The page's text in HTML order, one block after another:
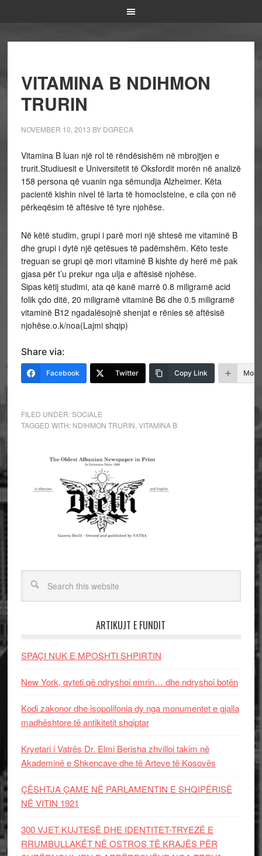
VITAMINA B NDIHMON
TRURIN
NOVEMBER 10, 2013 BY DGRECA
Vitamina B luan një rol të rëndësishëm në mbrojtjen e
trurit.Studiuesit e Universitetit të Oksfordit morën në analizë
158 persona që vuanin nga sëmundja Alzheimer. Këta
pacientë kishin nivel të larta të homocIsteine, e cila çon në
përkeqësim të aftësive të tyre njohëse.
Në këtë studim, grupi i parë mori një shtesë me vitaminë B
dhe grupi i dytë një qetësues të padëmshëm. Këto teste
treguan se grupi që mori vitaminë B kishte dy herë më pak
gjasa për t’u prekur nga ulja e aftësisë njohëse.
Sipas këtij studimi, ata që kanë marrë 0.8 miligramë acid
folik çdo ditë, 20 miligramë vitaminë B6 dhe 0.5 miligramë
vitaminë B12 ngadalësojnë shenjat e rënies së aftësisë
njohëse.o.k/noa(Lajmi shqip)
Share via:
Facebook Twitter Copy Link More
FILED UNDER:SOCIALE
TAGGED WITH: NDIHMON TRURIN VITAMINA B
ARTIKUJT E FUNDIT
SPAÇI NUK E MPOSHTI SHPIRTIN
New York, qyteti që ndryshoi emrin… dhe ndryshoi botën
Kodi zakonor dhe isopolifonia dy nga monumentet e gjalla
madhështore të antikitetit shqiptar
Kryetari i Vatrës Dr. Elmi Berisha zhvilloi takim në
Akademinë e Shkencave dhe të Arteve të Kosovës
ÇËSHTJA ÇAME NË PARLAMENTIN E SHQIPËRISË
NË VITIN 1921
300 VJET KUJTESË DHE IDENTITET-TRYEZË E
RRUMBULLAKËT NË OSTROS TË KRAJËS PËR